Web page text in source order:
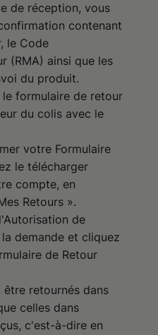
de réception, vous
contenant
le Code
(RMA) ainsi que les
du produit.
formulaire de retour
du colis avec le
votre Formulaire
le télécharger
compte, en
Retours ».
de
demande et cliquez
de Retour
retournés dans
celles dans
c'est-à-dire en